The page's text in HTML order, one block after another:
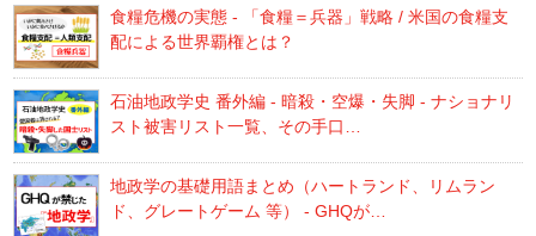
食糧危機の実態 - 「食糧＝兵器」戦略 / 米国の食糧支
配による世界覇権とは？
石油地政学史 番外編 - 暗殺・空爆・失脚 - ナショナリ
スト被害リスト一覧、その手口…
地政学の基礎用語まとめ（ハートランド、リムラン
ド、グレートゲーム 等） - GHQが…